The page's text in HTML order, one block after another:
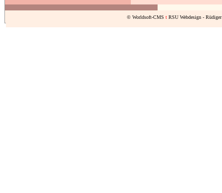
© Worldsoft-CMS t RSU Webdesign -